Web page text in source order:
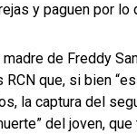
y paguen por lo
de Freddy
que, si bien
la captura del
del joven,